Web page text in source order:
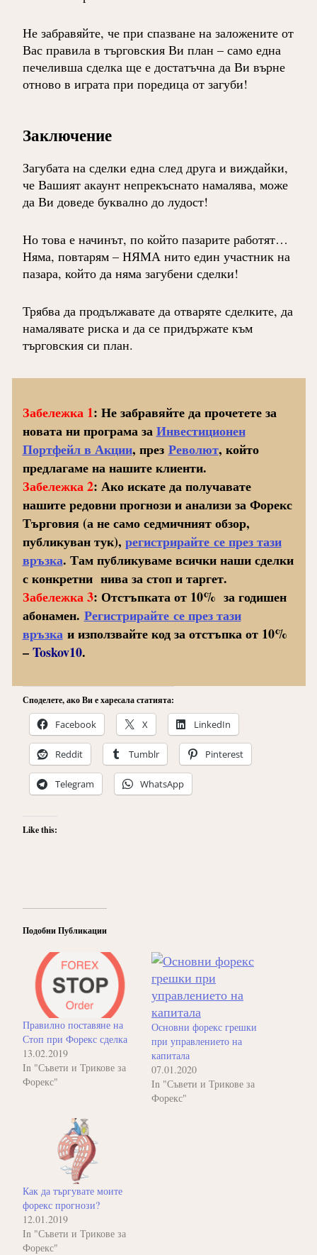
Не забравяйте, че при спазване на заложените от
Вас правила в търговския Ви план – само една
печеливша сделка ще е достатъчна да Ви върне
отново в играта при поредица от загуби!
Заключение
Загубата на сделки една след друга и виждайки,
че Вашият акаунт непрекъснато намалява, може
да Ви доведе буквално до лудост!
Но това е начинът, по който пазарите работят…
Няма, повтарям – НЯМА нито един участник на
пазара, който да няма загубени сделки!
Трябва да продължавате да отваряте сделките, да
намалявате риска и да се придържате към
търговския си план.
Забележка 1: Не забравяйте да прочетете за
новата ни програма заИнвестиционен
Портфейл в Акции, през Револют, който
предлагаме на нашите клиенти.
Забележка 2: Ако искате да получавате
нашите редовни прогнози и анализи за Форекс
Търговия (а не само седмичният обзор,
публикуван тук), регистрирайте се през тази
връзка. Там публикуваме всички наши сделки
с конкретни нива за стоп и таргет.
Забележка 3: Отстъпката от 10% за годишен
абонамен. Регистрирайте се през тази
връзкаи използвайте код за отстъпка от 10%
–Toskov10.
Споделете, ако Ви е харесала статията:
Facebook X LinkedIn
Reddit Tumblr Pinterest
Telegram WhatsApp
Like this:
Подобни Публикации
Правилно поставяне на
Стоп при Форекс сделка
13.02.2019
In "Съвети и Трикове за
Форекс"
Основни форекс грешки
при управлението на
капитала
07.01.2020
In "Съвети и Трикове за
Форекс"
Как да търгувате моите
форекс прогнози?
12.01.2019
In "Съвети и Трикове за
Форекс"